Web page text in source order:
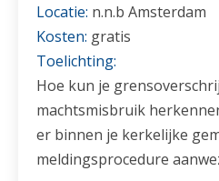
Locatie: n.n.b Amsterdam
Kosten: gratis
Toelichting:
Hoe kun je
machtsmisbruik
er binnen je kerkelijke
meldingsprocedure